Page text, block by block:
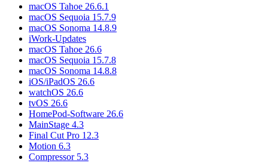
macOS Tahoe 26.6.1
macOS Sequoia 15.7.9
macOS Sonoma 14.8.9
iWork-Updates
macOS Tahoe 26.6
macOS Sequoia 15.7.8
macOS Sonoma 14.8.8
iOS/iPadOS 26.6
watchOS 26.6
tvOS 26.6
HomePod-Software 26.6
MainStage 4.3
Final Cut Pro 12.3
Motion 6.3
Compressor 5.3